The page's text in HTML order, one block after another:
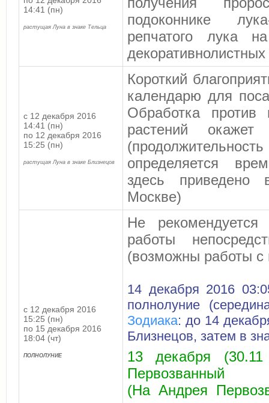
14:41 (пн)
растущая Луна в знаке Тельца
подоконнике
репчатого лука
с 12 декабря 2016
14:41 (пн)
по 12 декабря 2016
15:25 (пн)
растущая Луна в знаке Близнецов
Короткий
календарю для
Обработка против
растений
определяется
здесь
Москве)
с 12 декабря 2016
15:25 (пн)
по 15 декабря 2016
18:04 (чт)
ПОЛНОЛУНИЕ
Не рекомендуется
работы
(возможны работы с
14 декабря 2016
полнолуние
Зодиака: до 14
Близнецов, затем в
13 декабря
Первозванный
(На Андрея